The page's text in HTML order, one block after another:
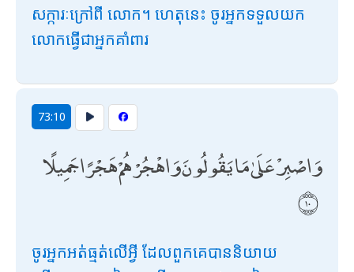
សក្ការៈក្រៅពី លោក។ ហេតុនេះ ចូរអ្នកទទួលយក
លោកធ្វើជាអ្នកគាំពារ
73:10
وَاصْبِرْ عَلَىٰ مَا يَقُولُونَ وَاهْجُرْهُمْ هَجْرًا جَمِيلًا
ចូរអ្នកអត់ធ្មត់លើអ្វី ដែលពួកគេបាននិយាយ